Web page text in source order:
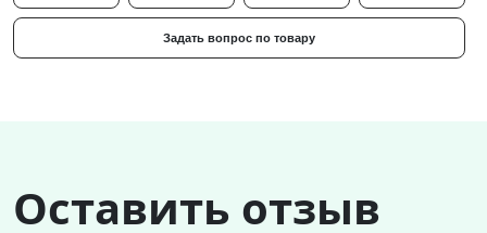
Задать вопрос по товару
Оставить отзыв